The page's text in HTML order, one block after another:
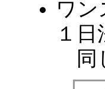
ワ
１
同